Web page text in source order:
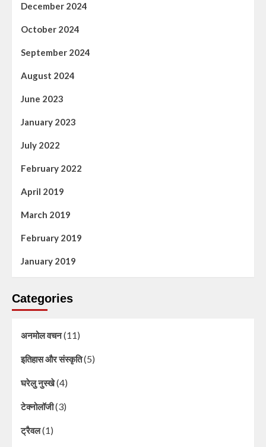
December 2024
October 2024
September 2024
August 2024
June 2023
January 2023
July 2022
February 2022
April 2019
March 2019
February 2019
January 2019
Categories
अनमोल वचन(11)
इतिहास और संस्कृति(5)
घरेलु नुस्खे(4)
टेक्नोलॉजी(3)
ट्रैवल(1)